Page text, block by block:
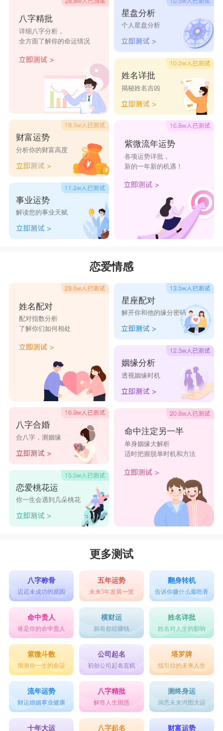
处女座男生和双子座女生都很聪慧，反应也
快，行事都会带点神经质，只是两人的观念却不太
一样。面对爱挑剔、又琐碎的处女座男生，双子座
女生常感到不以为然。而在处女男生眼里，随性的
双子座女生几乎没有自己的原则，说一套做一套。
所以，若双子们真喜欢上一个处女座男生，就必须
了解他们较真与追求完美的性格，双子们也可以帮
助他们把握时机，凡事让他们不要顾虑太多。其
实，双子们吸收知识的速度与广度，极能博取处女
座们的好感。
但要切记，双子们在处女们面前时，前后言行
要一致。因为坚守原则的处女座，甚至有些道德洁
癖，所以双子们一定要先得到他们的信任，否则她
双子男和处女女
双子座的男生做事随性，喜欢追求新鲜刺激的
感觉。在面对感情时，他们不会考虑两人是否可以
长期发展，只要当下两个过得开心就好。而这样的
恋爱观，在遇到事事喜欢按着计划走的处女时，会
出现很多问题。处女座事事追求完美，恋爱亦如
此，因此谈恋爱的时候，她们不希望恋情以失败结
尾，所以往往会为感情的发展细心做规划，而这样
长久的计划，双子男生往往缺乏耐性和她们一起去
完成。在感情里依然挑剔的处女座女生，一旦下定
决心和双子们发展较深的感情，便意味着她们会更
人实在无法共处，她们也会利利索索地斩断两人的
一切感情纠葛。在两人关系中，处女座女生处处显
得被动，唯有在决裂的时刻才显得非常主动。因为
她们太过追求完美，一旦发现这份感情有缺憾，她
们便不能容忍，必弃之如敝屣。
如果说双子座和处女座不是经常见面，只是偶
尔聊聊，那么还可以成为好朋友。可惜一旦只要一
起生活，马上就会变成敌人。双子座那种吊儿郎当
的态度，会气死小器量的处女座。并且这种矛盾在
八字精批
详细八字分析，
全方面了解你的命运情况
财富运势
分析你的财富高度
事业运势
解读您的事业天赋
星盘分析
个人星盘分析
姓名详批
揭秘姓名吉凶
紫微流年运势
各项运势详批，
新的一年新的机遇！
恋爱情感
姓名配对
配对指数分析
了解你们如何相处
八字合婚
合八字，测姻缘
恋爱桃花运
你一生会遇到几朵桃花
星座配对
解开你和他的缘分密码
姻缘分析
透视姻缘时机
命中注定另一半
单身姻缘大解析
适时把握脱单时机和方法
更多测试
八字称骨
迟迟未成功的原因
五年运势
未来5年发展一览
翻身转机
告诉你赚什么最吃香
命中贵人
谁是你的命中贵人
横财运
躺着都能赚钱
姓名详批
姓名对人生的影响
紫微斗数
预测你一生的命运
公司起名
初创公司起名玄机
塔罗牌
指引你的未来人生
流年运势
财运婚姻事业健康
八字精批
解答人生困惑
测终身运
洞悉未来鸿图大运
十年大运 八字起名 财富运势